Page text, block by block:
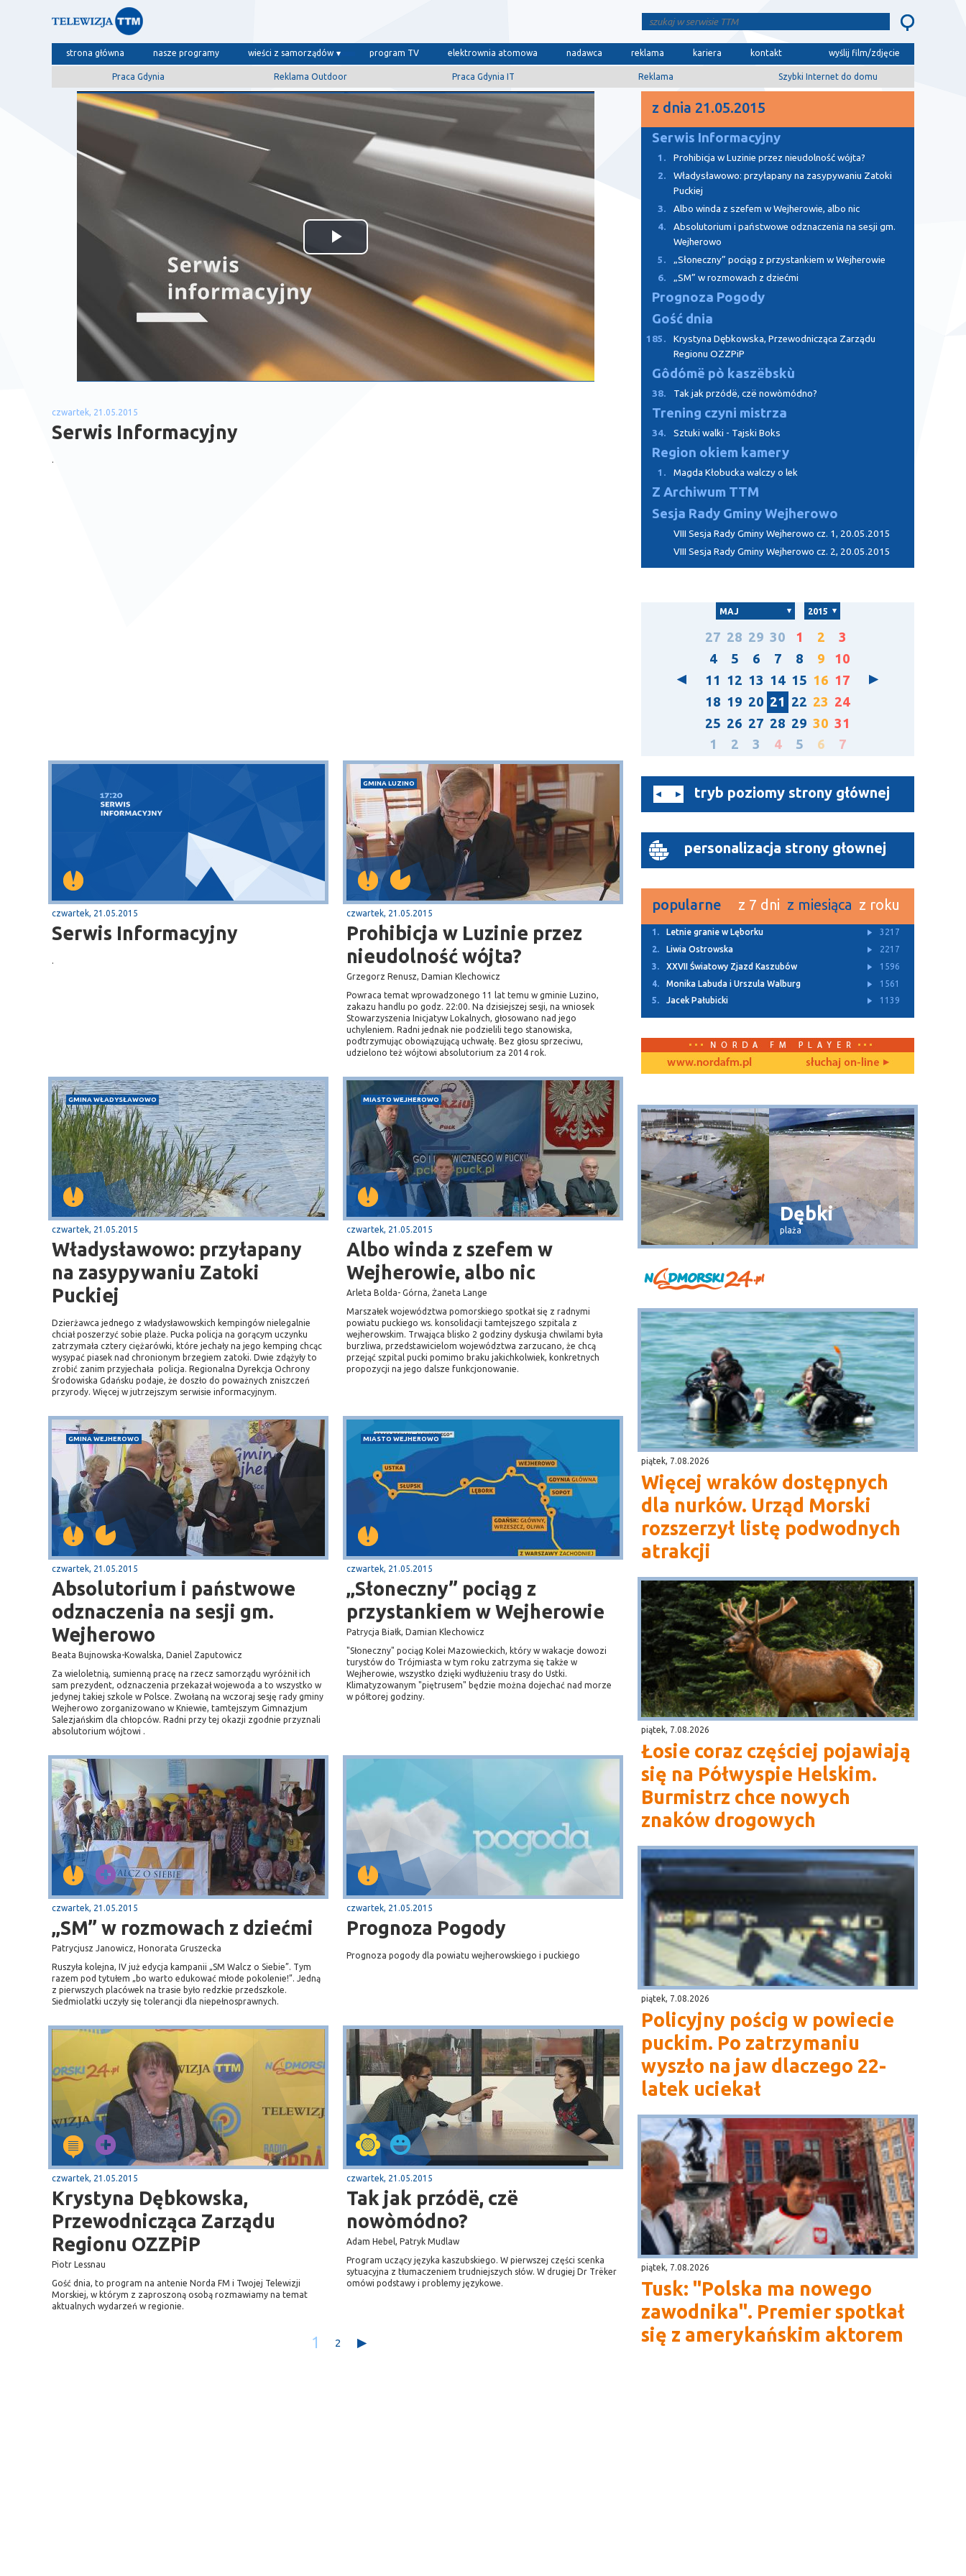
strona główna nasze programy wieści z samorządów program TV elektrownia atomowa nadawca reklama kariera kontakt wyślij film/zdjęcie
Praca Gdynia Reklama Outdoor Praca Gdynia IT Reklama Szybki Internet do domu
Odtwórz
wideo
czwartek, 21.05.2015
Serwis Informacyjny
.
czwartek, 21.05.2015
Serwis Informacyjny
.
GMINA LUZINO
czwartek, 21.05.2015
Prohibicja w Luzinie przez
nieudolność wójta?
Grzegorz Renusz, Damian Klechowicz
Powraca temat wprowadzonego 11 lat temu w gminie Luzino,
zakazu handlu po godz. 22:00. Na dzisiejszej sesji, na wniosek
Stowarzyszenia Inicjatyw Lokalnych, głosowano nad jego
uchyleniem. Radni jednak nie podzielili tego stanowiska,
podtrzymując obowiązującą uchwałę. Bez głosu sprzeciwu,
udzielono też wójtowi absolutorium za 2014 rok.
GMINA WŁADYSŁAWOWO
czwartek, 21.05.2015
Władysławowo: przyłapany
na zasypywaniu Zatoki
Puckiej
Dzierżawca jednego z władysławowskich kempingów nielegalnie
chciał poszerzyć sobie plaże. Pucka policja na gorącym uczynku
zatrzymała cztery ciężarówki, które jechały na jego kemping chcąc
wysypać piasek nad chronionym brzegiem zatoki. Dwie zdążyły to
zrobić zanim przyjechała policja. Regionalna Dyrekcja Ochrony
Środowiska Gdańsku podaje, że doszło do poważnych zniszczeń
przyrody. Więcej w jutrzejszym serwisie informacyjnym.
MIASTO WEJHEROWO
czwartek, 21.05.2015
Albo winda z szefem w
Wejherowie, albo nic
Arleta Bolda- Górna, Żaneta Lange
Marszałek województwa pomorskiego spotkał się z radnymi
powiatu puckiego ws. konsolidacji tamtejszego szpitala z
wejherowskim. Trwająca blisko 2 godziny dyskusja chwilami była
burzliwa, przedstawicielom województwa zarzucano, że chcą
przejąć szpital pucki pomimo braku jakichkolwiek, konkretnych
propozycji na jego dalsze funkcjonowanie.
GMINA WEJHEROWO
czwartek, 21.05.2015
Absolutorium i państwowe
odznaczenia na sesji gm.
Wejherowo
Beata Bujnowska-Kowalska, Daniel Zaputowicz
Za wieloletnią, sumienną pracę na rzecz samorządu wyróżnił ich
sam prezydent, odznaczenia przekazał wojewoda a to wszystko w
jedynej takiej szkole w Polsce. Zwołaną na wczoraj sesję rady gminy
Wejherowo zorganizowano w Kniewie, tamtejszym Gimnazjum
Salezjańskim dla chłopców. Radni przy tej okazji zgodnie przyznali
absolutorium wójtowi .
MIASTO WEJHEROWO
czwartek, 21.05.2015
„Słoneczny” pociąg z
przystankiem w Wejherowie
Patrycja Białk, Damian Klechowicz
"Słoneczny" pociąg Kolei Mazowieckich, który w wakacje dowozi
turystów do Trójmiasta w tym roku zatrzyma się także w
Wejherowie, wszystko dzięki wydłużeniu trasy do Ustki.
Klimatyzowanym "piętrusem" będzie można dojechać nad morze
w półtorej godziny.
czwartek, 21.05.2015
„SM” w rozmowach z dziećmi
Patrycjusz Janowicz, Honorata Gruszecka
Ruszyła kolejna, IV już edycja kampanii „SM Walcz o Siebie”. Tym
razem pod tytułem „bo warto edukować młode pokolenie!”. Jedną
z pierwszych placówek na trasie było redzkie przedszkole.
Siedmiolatki uczyły się tolerancji dla niepełnosprawnych.
czwartek, 21.05.2015
Prognoza Pogody
Prognoza pogody dla powiatu wejherowskiego i puckiego
czwartek, 21.05.2015
Krystyna Dębkowska,
Przewodnicząca Zarządu
Regionu OZZPiP
Piotr Lessnau
Gość dnia, to program na antenie Norda FM i Twojej Telewizji
Morskiej, w którym z zaproszoną osobą rozmawiamy na temat
aktualnych wydarzeń w regionie.
czwartek, 21.05.2015
Tak jak przódë, czë
nowòmódno?
Adam Hebel, Patryk Mudlaw
Program uczący języka kaszubskiego. W pierwszej części scenka
sytuacyjna z tłumaczeniem trudniejszych słów. W drugiej Dr Trëker
omówi podstawy i problemy językowe.
1 2
z dnia 21.05.2015
Serwis Informacyjny
1.
Prohibicja w Luzinie przez nieudolność wójta?
2.
Władysławowo: przyłapany na zasypywaniu Zatoki
Puckiej
3.
Albo winda z szefem w Wejherowie, albo nic
4.
Absolutorium i państwowe odznaczenia na sesji gm.
Wejherowo
5.
„Słoneczny” pociąg z przystankiem w Wejherowie
6.
„SM” w rozmowach z dziećmi
Prognoza Pogody
Gość dnia
185.
Krystyna Dębkowska, Przewodnicząca Zarządu
Regionu OZZPiP
Gôdómë pò kaszëbskù
38. Tak jak przódë, czë nowòmódno?
Trening czyni mistrza
34. Sztuki walki - Tajski Boks
Region okiem kamery
1. Magda Kłobucka walczy o lek
Z Archiwum TTM
Sesja Rady Gminy Wejherowo
VIII Sesja Rady Gminy Wejherowo cz. 1, 20.05.2015
VIII Sesja Rady Gminy Wejherowo cz. 2, 20.05.2015
MAJ 2015
27 28 29 30 1 2
3
4
5 6 7 8 9
10
11 12 13 14 15 16 17
18 19 20 21 22 23 24
25 26 27 28 29 30 31
1
2 3 4 5 6 7
tryb poziomy strony głównej
personalizacja strony głownej
popularne z 7 dni z miesiąca z roku
1. Letnie granie w Lęborku
3217
2.
Liwia Ostrowska
2217
3.
XXVII Światowy Zjazd Kaszubów
1596
4.
Monika Labuda i Urszula Walburg
1561
5.
Jacek Pałubicki 1139
krajową nr 6
Sopot
plaża
Puck
Przystań, molo
Dębki
piątek, 7.08.2026
Więcej wraków dostępnych
dla nurków. Urząd Morski
rozszerzył listę podwodnych
atrakcji
piątek, 7.08.2026
Łosie coraz częściej pojawiają
się na Półwyspie Helskim.
Burmistrz chce nowych
znaków drogowych
piątek, 7.08.2026
Policyjny pościg w powiecie
puckim. Po zatrzymaniu
wyszło na jaw dlaczego 22-
latek uciekał
piątek, 7.08.2026
Tusk: "Polska ma nowego
zawodnika". Premier spotkał
się z amerykańskim aktorem